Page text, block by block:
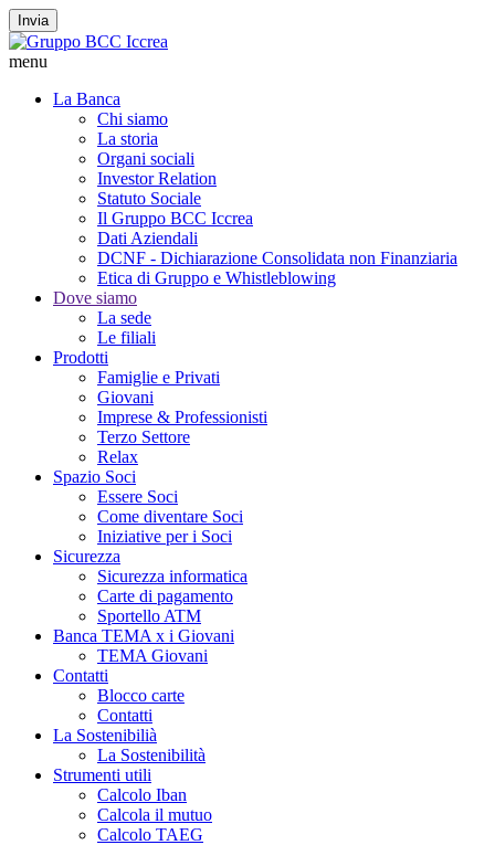
Invia
menu
La Banca
Chi siamo
La storia
Organi sociali
Investor Relation
Statuto Sociale
Il Gruppo BCC Iccrea
Dati Aziendali
DCNF - Dichiarazione Consolidata non Finanziaria
Etica di Gruppo e Whistleblowing
Dove siamo
La sede
Le filiali
Prodotti
Famiglie e Privati
Giovani
Imprese & Professionisti
Terzo Settore
Relax
Spazio Soci
Essere Soci
Come diventare Soci
Iniziative per i Soci
Sicurezza
Sicurezza informatica
Carte di pagamento
Sportello ATM
Banca TEMA x i Giovani
TEMA Giovani
Contatti
Blocco carte
Contatti
La Sostenibilià
La Sostenibilità
Strumenti utili
Calcolo Iban
Calcola il mutuo
Calcolo TAEG